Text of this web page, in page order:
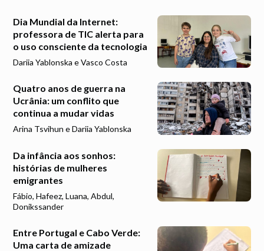
Dia Mundial da Internet:
professora de TIC alerta para
o uso consciente da tecnologia
Dariia Yablonska e Vasco Costa
Quatro anos de guerra na
Ucrânia: um conflito que
continua a mudar vidas
Arina Tsvihun e Dariia Yablonska
Da infância aos sonhos:
histórias de mulheres
emigrantes
Fábio, Hafeez, Luana, Abdul,
Donikssander
Entre Portugal e Cabo Verde:
Uma carta de amizade